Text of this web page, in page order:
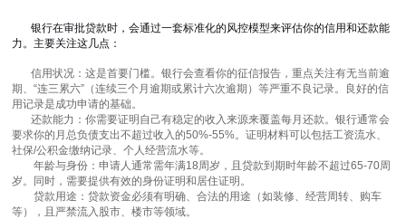
银行在审批贷款时，会通过一套标准化的风控模型来评估你的信用和还款能
力。主要关注这几点：
信用状况：这是首要门槛。银行会查看你的征信报告，重点关注有无当前逾
期、“连三累六”（连续三个月逾期或累计六次逾期）等严重不良记录。良好的信
用记录是成功申请的基础。
还款能力：你需要证明自己有稳定的收入来源来覆盖每月还款。银行通常会
要求你的月总负债支出不超过收入的50%-55%。证明材料可以包括工资流水、
社保/公积金缴纳记录、个人经营流水等。
年龄与身份：申请人通常需年满18周岁，且贷款到期时年龄不超过65-70周
岁。同时，需要提供有效的身份证明和居住证明。
贷款用途：贷款资金必须有明确、合法的用途（如装修、经营周转、购车
等），且严禁流入股市、楼市等领域。